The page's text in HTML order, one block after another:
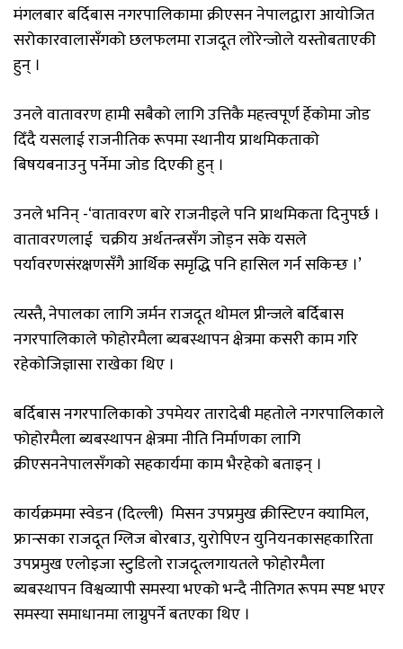
मंगलबारबर्दिबासनगरपालिकामाक्रीएसननेपालद्वाराआयोजित
सरोकारवालासँगकोछलफलमाराजदूतलोरेन्जोलेयस्तोबताएकी
हुन् ।
उनलेवातावरणहामीसबैकोलागिउत्तिकैमहत्त्वपूर्णर्हेकोमा जोड
दिँदैयसलाईराजनीतिकरूपमा स्थानीयप्राथमिकताको
बिषयबनाउनुपर्नेमाजोडदिएकी हुन् ।
उनलेभनिन् -‘वातावरण बारे राजनीइलेपनिप्राथमिकता दिनुपर्छ ।
वातावरणलाई चक्रीयअर्थतन्त्रसँग जोड्नसकेयसले
पर्यावरणसंरक्षणसँगैआर्थिकसमृद्धिपनिहासिलगर्नसकिन्छ ।’
त्यस्तै,नेपालकालागिजर्मनराजदूतथोमलप्रीन्जलेबर्दिबास
नगरपालिकालेफोहोरमैलाब्यबस्थापनक्षेत्रमाकसरीकामगरि
रहेकोजिज्ञासाराखेकाथिए ।
बर्दिबासनगरपालिकाकोउपमेयरतारादेबीमहतोलेनगरपालिकाले
फोहोरमैलाब्यबस्थापनक्षेत्रमानीतिनिर्माणकालागि
क्रीएसननेपालसँगको सहकार्यमा काम भैरहेको बताइन् ।
कार्यक्रममास्वेडन(दिल्ली) मिसनउपप्रमुखक्रीस्टिएनक्यामिल,
फ्रान्सकाराजदूतग्लिजबोरबाउ,युरोपिएनयुनियनकासहकारिता
उपप्रमुखएलोइजास्टुडिलो राजदूत्लगायतले फोहोरमैला
ब्यबस्थापनविश्वव्यापी समस्या भएको भन्दै नीतिगत रूपम स्पष्ट भएर
समस्या समाधानमा लाग्नुपर्ने बतएका थिए ।